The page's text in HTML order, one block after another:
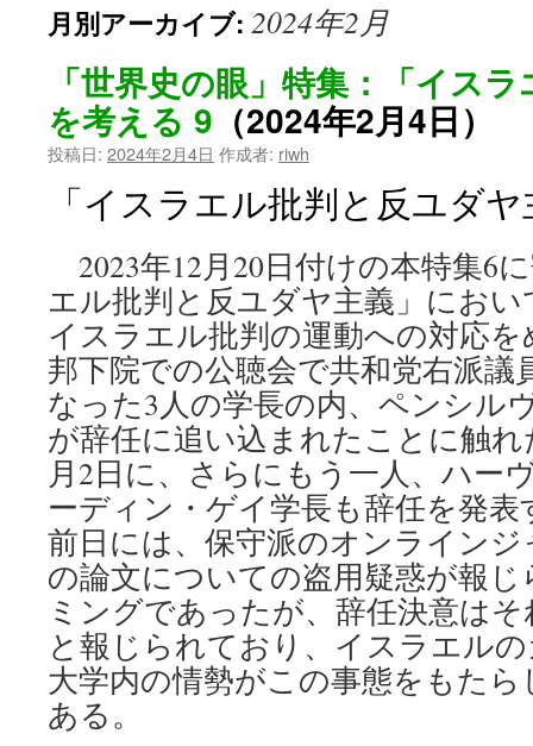
ス
月別アーカイブ: 2024年2月
「世界史の眼」特集：「イス
を考える 9 （2024年2月4日）
投稿日: 2024年2月4日 作成者: riwh
「イスラエル批判と反ユダ
2023年12月20日付けの本特集6
エル批判と反ユダヤ主義」にお
イスラエル批判の運動への対応
邦下院での公聴会で共和党右派議
なった3人の学長の内、ペンシル
が辞任に追い込まれたことに触れ
月2日に、さらにもう一人、ハー
ーディン・ゲイ学長も辞任を発
前日には、保守派のオンライン
の論文についての盗用疑惑が報
ミングであったが、辞任決意は
と報じられており、イスラエル
大学内の情勢がこの事態をもた
ある。